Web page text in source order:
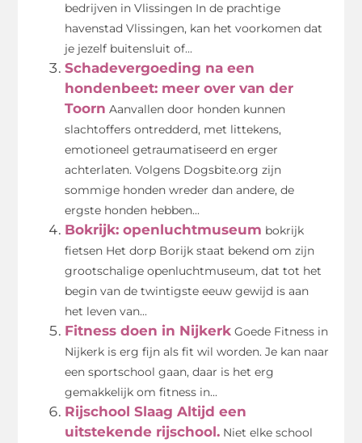
bedrijven in Vlissingen In de prachtige
havenstad Vlissingen, kan het voorkomen dat
je jezelf buitensluit of...
Schadevergoeding na een
hondenbeet: meer over van der
Toorn Aanvallen door honden kunnen
slachtoffers ontredderd, met littekens,
emotioneel getraumatiseerd en erger
achterlaten. Volgens Dogsbite.org zijn
sommige honden wreder dan andere, de
ergste honden hebben...
Bokrijk: openluchtmuseum bokrijk
fietsen Het dorp Borijk staat bekend om zijn
grootschalige openluchtmuseum, dat tot het
begin van de twintigste eeuw gewijd is aan
het leven van...
Fitness doen in Nijkerk Goede Fitness in
Nijkerk is erg fijn als fit wil worden. Je kan naar
een sportschool gaan, daar is het erg
gemakkelijk om fitness in...
Rijschool Slaag Altijd een
uitstekende rijschool. Niet elke school